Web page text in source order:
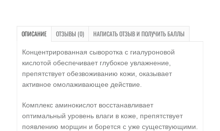
ОПИСАНИЕ ОТЗЫВЫ (0) НАПИСАТЬ ОТЗЫВ И ПОЛУЧИТЬ БАЛЛЫ
Концентрированная сыворотка с гиалуроновой
кислотой обеспечивает глубокое увлажнение,
препятствует обезвоживанию кожи, оказывает
активное омолаживающее действие.
Комплекс аминокислот восстанавливает
оптимальный уровень влаги в коже, препятствует
появлению морщин и борется с уже существующими.